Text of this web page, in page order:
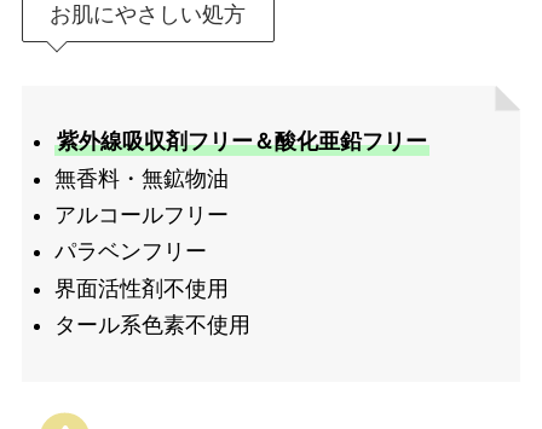
お肌にやさしい処方
紫外線吸収剤フリー＆酸化亜鉛フリー
無香料・無鉱物油
アルコールフリー
パラベンフリー
界面活性剤不使用
タール系色素不使用